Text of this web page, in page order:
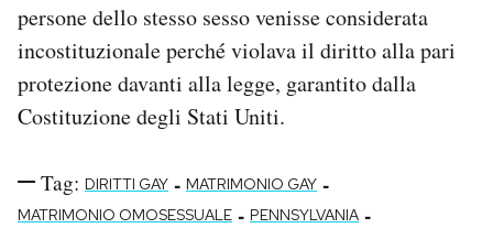
persone dello stesso sesso venisse considerata
incostituzionale perché violava il diritto alla pari
protezione davanti alla legge, garantito dalla
Costituzione degli Stati Uniti.
Tag: DIRITTI GAY - MATRIMONIO GAY -
MATRIMONIO OMOSESSUALE - PENNSYLVANIA -